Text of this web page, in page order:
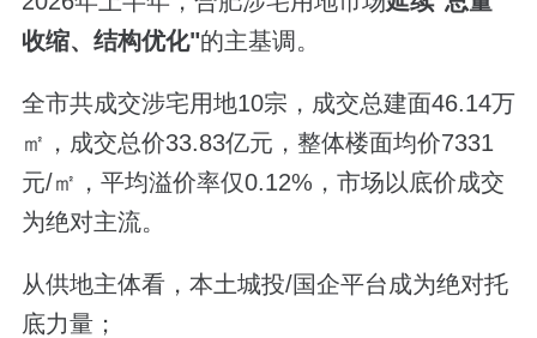
收缩、结构优化"的主基调。
全市共成交涉宅用地10宗，成交总建面46.14万
㎡，成交总价33.83亿元，整体楼面均价7331
元/㎡，平均溢价率仅0.12%，市场以底价成交
为绝对主流。
从供地主体看，本土城投/国企平台成为绝对托
底力量；